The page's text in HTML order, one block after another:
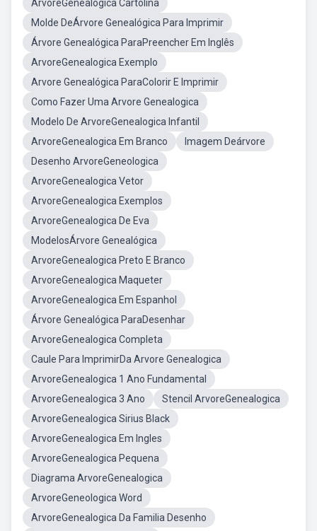
ArvoreGenealogica Cartolina
Molde DeÁrvore Genealógica Para Imprimir
Árvore Genealógica ParaPreencher Em Inglês
ArvoreGenealogica Exemplo
Arvore Genealógica ParaColorir E Imprimir
Como Fazer Uma Arvore Genealogica
Modelo De ArvoreGenealogica Infantil
ArvoreGenealogica Em Branco
Imagem Deárvore
Desenho ArvoreGeneologica
ArvoreGenealogica Vetor
ArvoreGenealogica Exemplos
ArvoreGenealogica De Eva
ModelosÁrvore Genealógica
ArvoreGenealogica Preto E Branco
ArvoreGenealogica Maqueter
ArvoreGenealogica Em Espanhol
Árvore Genealógica ParaDesenhar
ArvoreGenealogica Completa
Caule Para ImprimirDa Arvore Genealogica
ArvoreGenealogica 1 Ano Fundamental
ArvoreGenealogica 3 Ano
Stencil ArvoreGenealogica
ArvoreGenealogica Sirius Black
ArvoreGenealogica Em Ingles
ArvoreGenealogica Pequena
Diagrama ArvoreGenealogica
ArvoreGeneologica Word
ArvoreGenealogica Da Familia Desenho